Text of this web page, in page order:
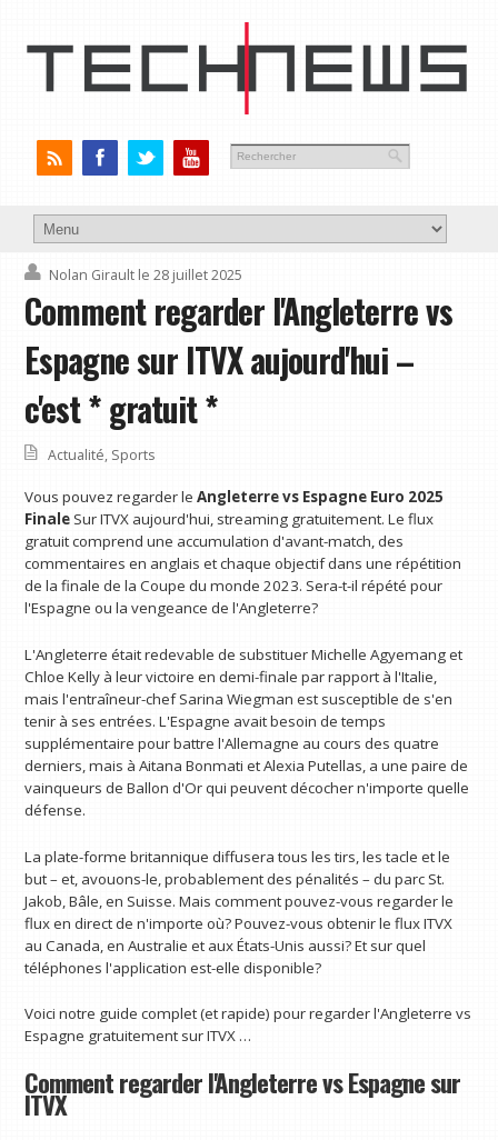
Nolan Girault le 28 juillet 2025
Comment regarder l'Angleterre vs
Espagne sur ITVX aujourd'hui –
c'est * gratuit *
Actualité, Sports
Vous pouvez regarder leAngleterre vs Espagne Euro 2025
Finale Sur ITVX aujourd'hui, streaming gratuitement. Le flux
gratuit comprend une accumulation d'avant-match, des
commentaires en anglais et chaque objectif dans une répétition
de la finale de la Coupe du monde 2023. Sera-t-il répété pour
l'Espagne ou la vengeance de l'Angleterre?
L'Angleterre était redevable de substituer Michelle Agyemang et
Chloe Kelly à leur victoire en demi-finale par rapport à l'Italie,
mais l'entraîneur-chef Sarina Wiegman est susceptible de s'en
tenir à ses entrées. L'Espagne avait besoin de temps
supplémentaire pour battre l'Allemagne au cours des quatre
derniers, mais à Aitana Bonmati et Alexia Putellas, a une paire de
vainqueurs de Ballon d'Or qui peuvent décocher n'importe quelle
défense.
La plate-forme britannique diffusera tous les tirs, les tacle et le
but – et, avouons-le, probablement des pénalités – du parc St.
Jakob, Bâle, en Suisse. Mais comment pouvez-vous regarder le
flux en direct de n'importe où? Pouvez-vous obtenir le flux ITVX
au Canada, en Australie et aux États-Unis aussi? Et sur quel
téléphones l'application est-elle disponible?
Voici notre guide complet (et rapide) pour regarder l'Angleterre vs
Espagne gratuitement sur ITVX …
Comment regarder l'Angleterre vs Espagne sur
ITVX